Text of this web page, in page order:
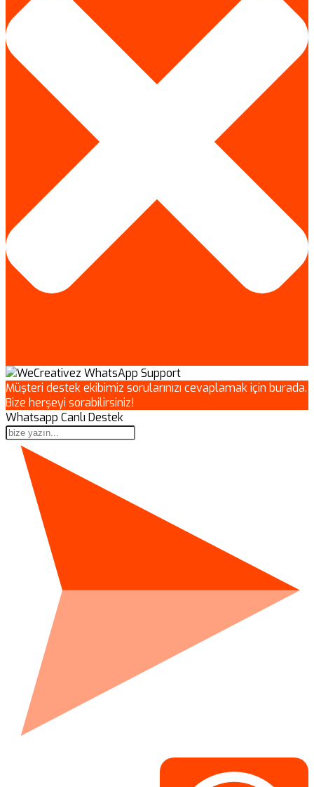
Müşteri destek ekibimiz sorularınızı cevaplamak için burada.
Bize herşeyi sorabilirsiniz!
Whatsapp Canlı Destek